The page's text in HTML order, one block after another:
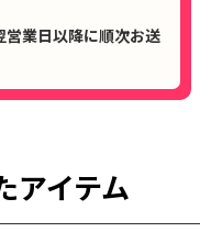
営業日以降に順次お送
アイテム